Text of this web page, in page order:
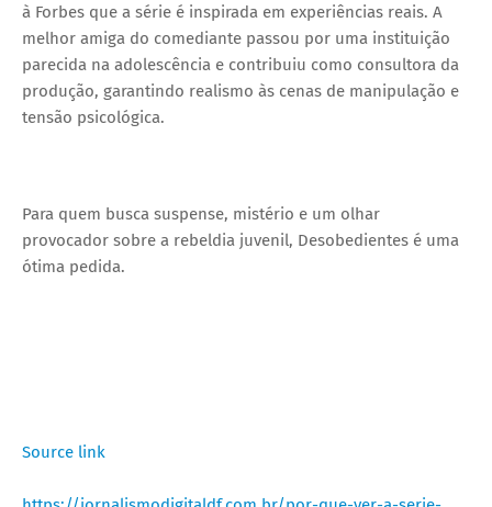
à Forbes que a série é inspirada em experiências reais. A
melhor amiga do comediante passou por uma instituição
parecida na adolescência e contribuiu como consultora da
produção, garantindo realismo às cenas de manipulação e
tensão psicológica.
Para quem busca suspense, mistério e um olhar
provocador sobre a rebeldia juvenil, Desobedientes é uma
ótima pedida.
Source link